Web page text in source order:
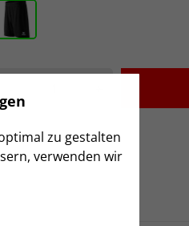
zu gestalten
verwenden wir